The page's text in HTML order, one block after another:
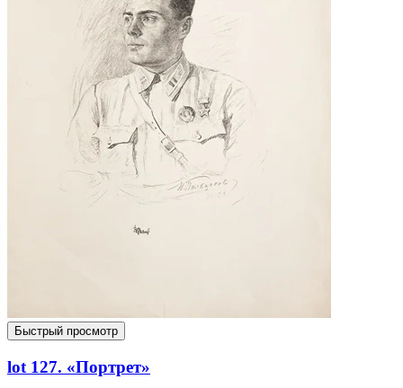
Быстрый просмотр
lot 127. «Портрет»